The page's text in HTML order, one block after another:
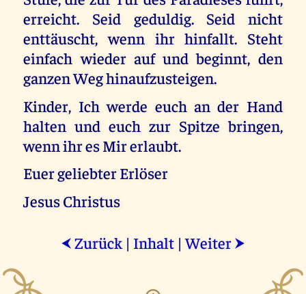
erreicht. Seid geduldig. Seid nicht
enttäuscht, wenn ihr hinfallt. Steht
einfach wieder auf und beginnt, den
ganzen Weg hinaufzusteigen.
Kinder, Ich werde euch an der Hand
halten und euch zur Spitze bringen,
wenn ihr es Mir erlaubt.
Euer geliebter Erlöser
Jesus Christus
⮜ Zurück | Inhalt |Weiter ⮞